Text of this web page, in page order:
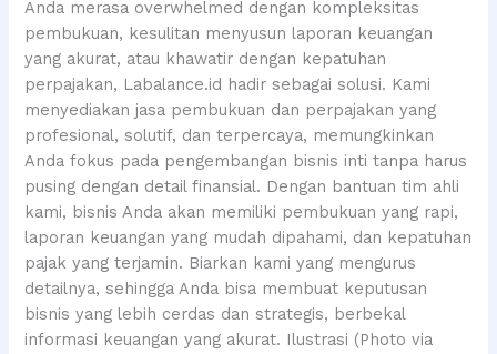
Anda merasa overwhelmed dengan kompleksitas
pembukuan, kesulitan menyusun laporan keuangan
yang akurat, atau khawatir dengan kepatuhan
perpajakan, Labalance.id hadir sebagai solusi. Kami
menyediakan jasa pembukuan dan perpajakan yang
profesional, solutif, dan terpercaya, memungkinkan
Anda fokus pada pengembangan bisnis inti tanpa harus
pusing dengan detail finansial. Dengan bantuan tim ahli
kami, bisnis Anda akan memiliki pembukuan yang rapi,
laporan keuangan yang mudah dipahami, dan kepatuhan
pajak yang terjamin. Biarkan kami yang mengurus
detailnya, sehingga Anda bisa membuat keputusan
bisnis yang lebih cerdas dan strategis, berbekal
informasi keuangan yang akurat. Ilustrasi (Photo via